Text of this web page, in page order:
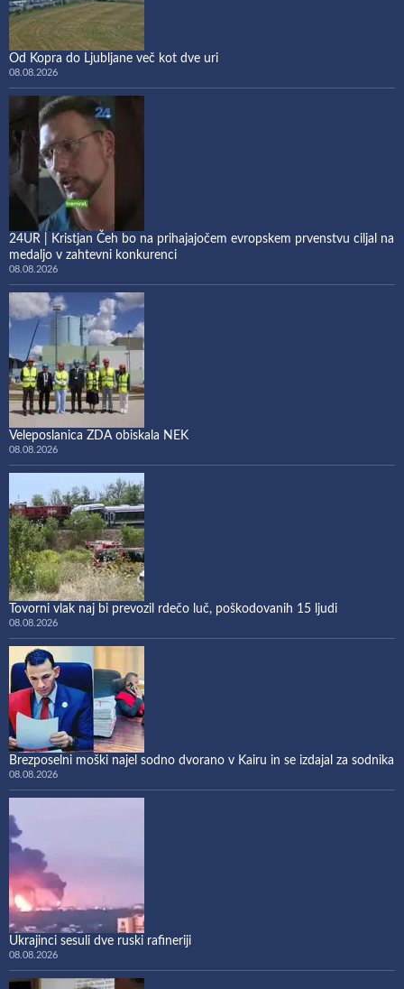
Od Kopra do Ljubljane več kot dve uri
08.08.2026
24UR | Kristjan Čeh bo na prihajajočem evropskem prvenstvu ciljal na
medaljo v zahtevni konkurenci
08.08.2026
Veleposlanica ZDA obiskala NEK
08.08.2026
Tovorni vlak naj bi prevozil rdečo luč, poškodovanih 15 ljudi
08.08.2026
Brezposelni moški najel sodno dvorano v Kairu in se izdajal za sodnika
08.08.2026
Ukrajinci sesuli dve ruski rafineriji
08.08.2026